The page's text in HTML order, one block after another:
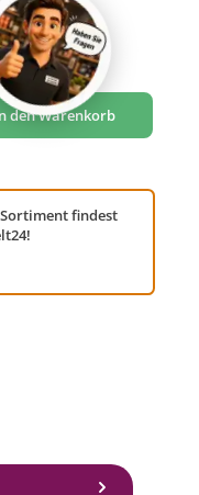
gespart)
benutze die Schaltflächen um
den Warenkorb
findest